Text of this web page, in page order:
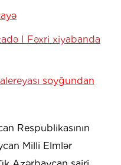
I Fəxri xiyabanda
soyğundan
Respublikasının
Milli Elmlər